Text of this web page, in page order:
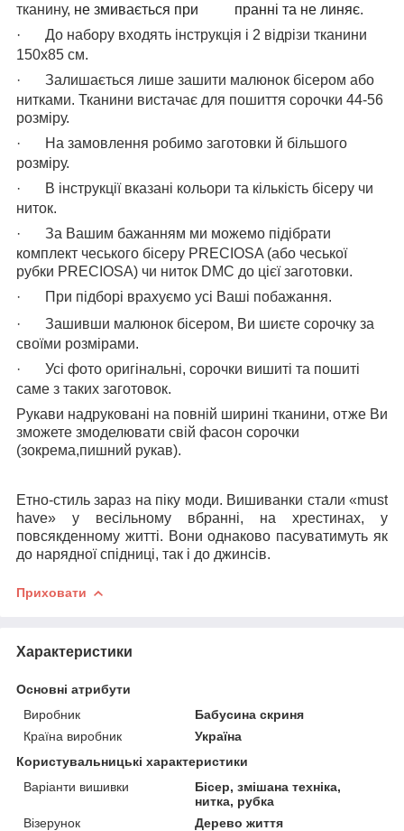
тканину, не змивається при пранні та не линяє.
·
До набору входять інструкція і 2 відрізи тканини
150х85 см.
·
Залишається лише зашити малюнок бісером або
нитками. Тканини вистачає для пошиття сорочки 44-56
розміру.
·
На замовлення робимо заготовки й більшого
розміру.
·
В інструкції вказані кольори та кількість бісеру чи
ниток.
·
За Вашим бажанням ми можемо підібрати
комплект чеського бісеру PRECIOSA (або чеської
рубки PRECIOSA) чи ниток DMC до цієї заготовки.
·
При підборі врахуємо усі Ваші побажання.
·
Зашивши малюнок бісером, Ви шиєте сорочку за
своїми розмірами.
·
Усі фото оригінальні, сорочки вишиті та пошиті
саме з таких заготовок.
Рукави надруковані на повній ширині тканини, отже Ви
зможете змоделювати свій фасон сорочки
(зокрема,пишний рукав).
Етно-стиль зараз на піку моди. Вишиванки стали «must
have» у весільному вбранні, на хрестинах, у
повсякденному житті. Вони однаково пасуватимуть як
до нарядної спідниці, так і до джинсів.
Приховати
Характеристики
Основні атрибути
Виробник
Бабусина скриня
Країна виробник
Україна
Користувальницькі характеристики
Варіанти вишивки
Бісер, змішана техніка,
нитка, рубка
Візерунок
Дерево життя